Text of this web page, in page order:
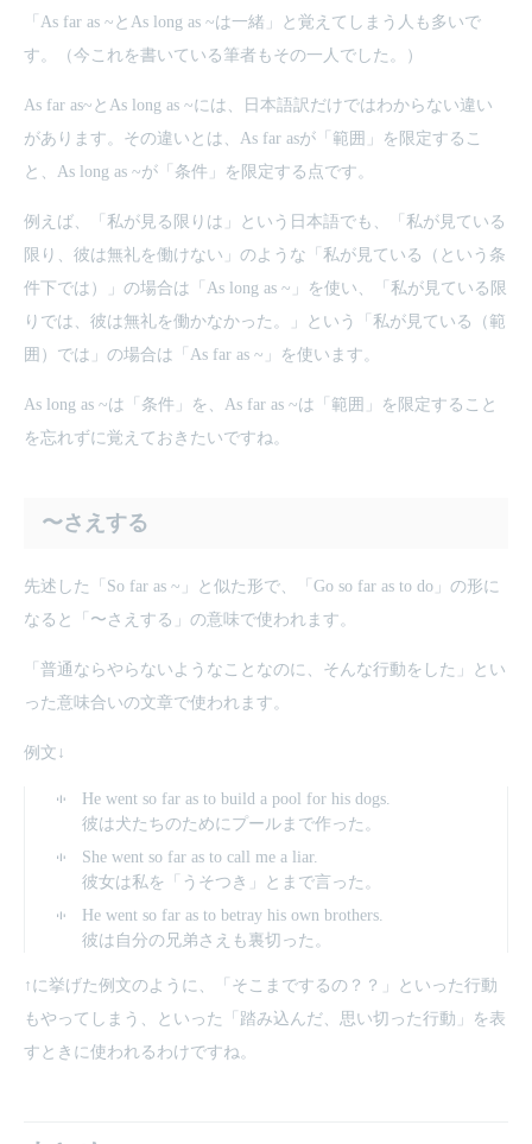
「As far as ~とAs long as ~は一緒」と覚えてしまう人も多いで
す。（今これを書いている筆者もその一人でした。）
As far as~とAs long as ~には、日本語訳だけではわからない違い
があります。その違いとは、As far asが「範囲」を限定するこ
と、As long as ~が「条件」を限定する点です。
例えば、「私が見る限りは」という日本語でも、「私が見ている
限り、彼は無礼を働けない」のような「私が見ている（という条
件下では）」の場合は「As long as ~」を使い、「私が見ている限
りでは、彼は無礼を働かなかった。」という「私が見ている（範
囲）では」の場合は「As far as ~」を使います。
As long as ~は「条件」を、As far as ~は「範囲」を限定すること
を忘れずに覚えておきたいですね。
〜さえする
先述した「So far as ~」と似た形で、「Go so far as to do」の形に
なると「〜さえする」の意味で使われます。
「普通ならやらないようなことなのに、そんな行動をした」とい
った意味合いの文章で使われます。
例文↓
He went so far as to build a pool for his dogs.
彼は犬たちのためにプールまで作った。
She went so far as to call me a liar.
彼女は私を「うそつき」とまで言った。
He went so far as to betray his own brothers.
彼は自分の兄弟さえも裏切った。
↑に挙げた例文のように、「そこまでするの？？」といった行動
もやってしまう、といった「踏み込んだ、思い切った行動」を表
すときに使われるわけですね。